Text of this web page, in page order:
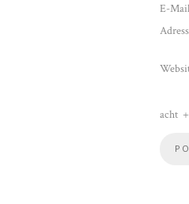
E-
acht +